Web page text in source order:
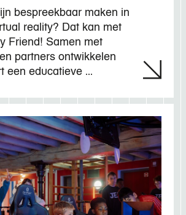
bespreekbaar maken in
reality? Dat kan met
Friend! Samen met
partners ontwikkelen
een educatieve ...